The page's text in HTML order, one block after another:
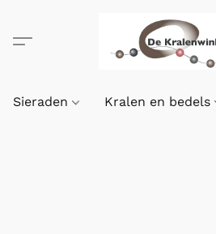
Sieraden Kralen en bedels